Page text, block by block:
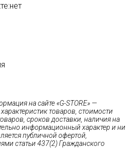
нет
на сайте «G-STORE» —
товаров, стоимости
сроков доставки, наличия на
информационный характер и ни
публичной офертой,
статьи 437(2) Гражданского